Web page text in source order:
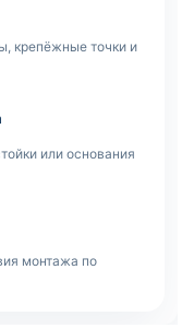
крепёжные точки и
или основания
монтажа по